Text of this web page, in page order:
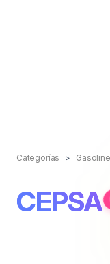
Categorías
CEPSA